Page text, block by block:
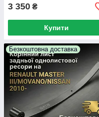
3 350 ₴
Купити
Безкоштовна доставка